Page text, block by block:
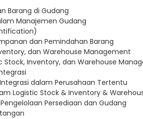
Barang di Gudang
Manajemen Gudang
dan Pemindahan Barang
dan Warehouse Management
Stock, Inventory, dan Warehouse
dalam Perusahaan Tertentu
Logistic Stock & Inventory &
Persediaan dan Gudang